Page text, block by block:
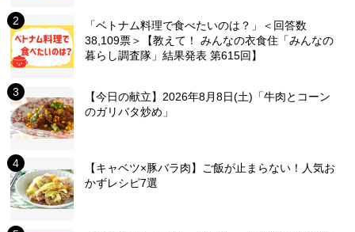
「ベトナム料理で食べたいのは？」＜回答数
38,109票＞【教えて！ みんなの衣食住「みんなの
暮らし調査隊」結果発表 第615回】
【今日の献立】2026年8月8日(土)「牛肉とコーン
のガリバタ炒め」
【キャベツ×豚バラ肉】ご飯が止まらない！人気お
かずレシピ7選